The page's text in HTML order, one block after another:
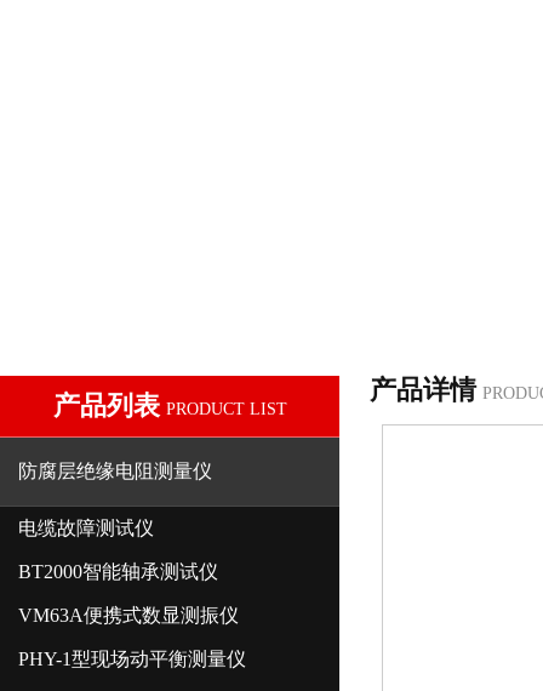
产品列表 PRODUCT LIST
防腐层绝缘电阻测量仪
电缆故障测试仪
BT2000智能轴承测试仪
VM63A便携式数显测振仪
PHY-1型现场动平衡测量仪
产品详情